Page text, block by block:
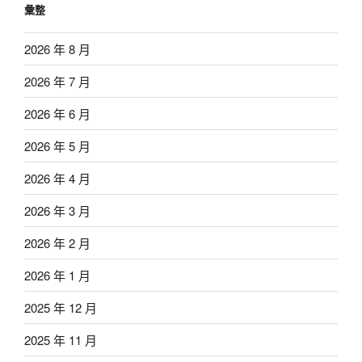
彙整
2026 年 8 月
2026 年 7 月
2026 年 6 月
2026 年 5 月
2026 年 4 月
2026 年 3 月
2026 年 2 月
2026 年 1 月
2025 年 12 月
2025 年 11 月